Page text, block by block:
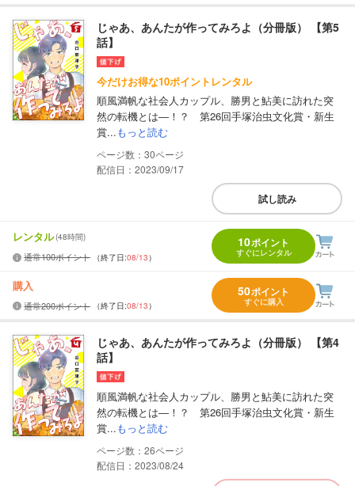
じゃあ、あんたが作ってみろよ（分冊版） 【第5
話】
今だけお得な10ポイントレンタル
順風満帆な社会人カップル、勝男と鮎美に訪れた突
然の転機とは―！？ 第26回手塚治虫文化賞・新生
賞...もっと読む
30
配信日：2023/09/17
試し読み
レンタル(48時間)
通常100ポイント （終了日:08/13）
10ポイント
すぐにレンタル
購入
通常200ポイント （終了日:08/13）
50ポイント
すぐに購入
じゃあ、あんたが作ってみろよ（分冊版） 【第4
話】
順風満帆な社会人カップル、勝男と鮎美に訪れた突
然の転機とは―！？ 第26回手塚治虫文化賞・新生
賞...もっと読む
26
配信日：2023/08/24